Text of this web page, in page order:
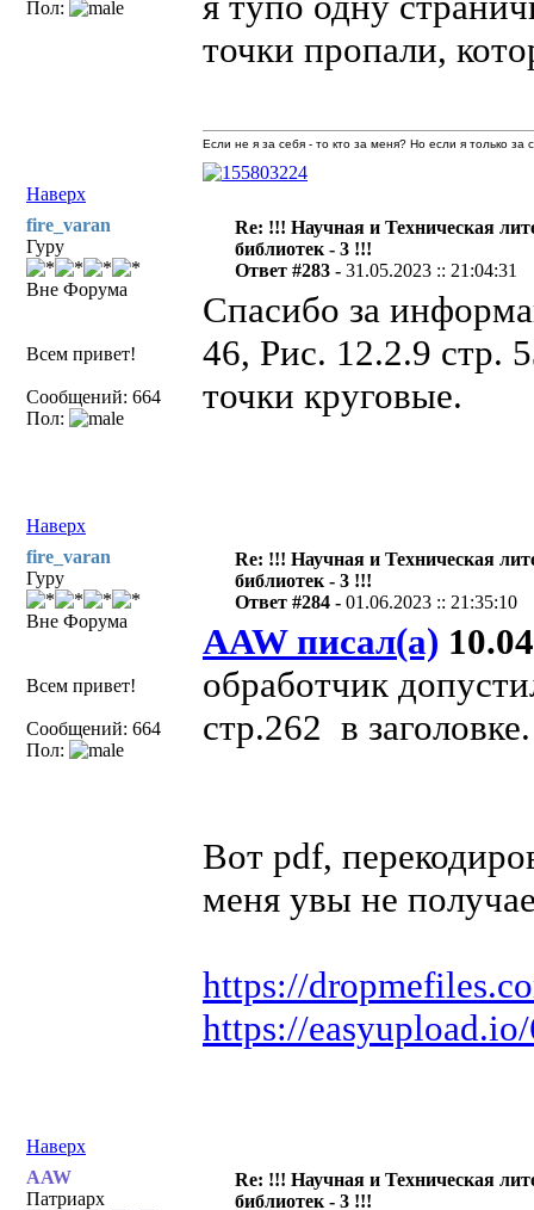
Пол:
точки пропали,
Наверх
Если не я за себя - то кто за меня? Но если я только
fire_varan
Гуру
Вне Форума
Всем привет!
Сообщений: 664
Пол:
Re: !!! Научная и Техническая
библиотек - 3 !!!
Ответ #283 -31.05.2023 :: 21:04:31
Спасибо за
46, Рис. 12.2.9 стр.
точки круговые.
Наверх
fire_varan
Гуру
Вне Форума
Всем привет!
Сообщений: 664
Пол:
Re: !!! Научная и Техническая
библиотек - 3 !!!
Ответ #284 -01.06.2023 :: 21:35:10
AAW писал(а)
обработчик
стр.262 в заголовке.
Вот pdf,
меня увы не
https://
https://
Наверх
AAW
Патриарх
Re: !!! Научная и Техническая
библиотек - 3 !!!